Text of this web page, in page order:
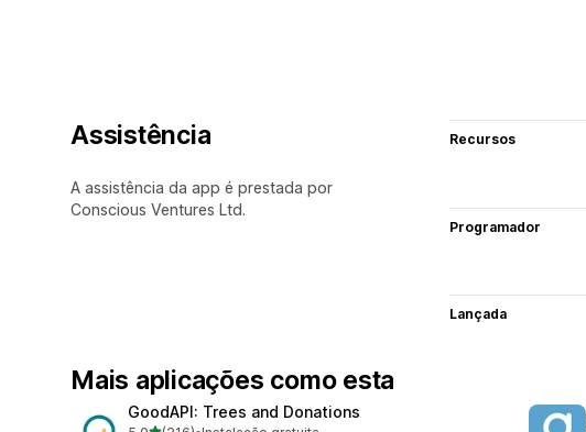
Assistência
A assistência da app é prestada por
Conscious Ventures Ltd.
Recursos
Programador
Lançada
Mais aplicações como esta
GoodAPI: Trees and Donations